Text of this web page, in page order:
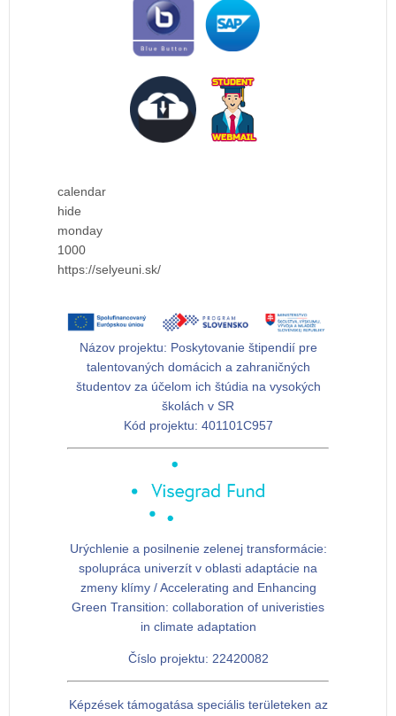
calendar
hide
monday
1000
https://selyeuni.sk/
Názov projektu: Poskytovanie štipendií pre
talentovaných domácich a zahraničných
študentov za účelom ich štúdia na vysokých
školách v SR
Kód projektu: 401101C957
Urýchlenie a posilnenie zelenej transformácie:
spolupráca univerzít v oblasti adaptácie na
zmeny klímy / Accelerating and Enhancing
Green Transition: collaboration of univeristies
in climate adaptation
Číslo projektu: 22420082
Képzések támogatása speciális területeken az